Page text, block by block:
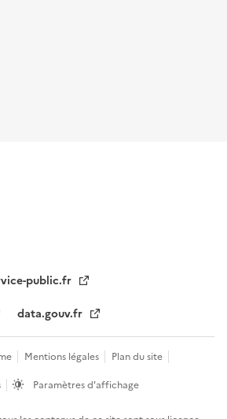
public.fr
data.gouv.fr
Mentions légales
Plan du site
Paramètres d'affichage